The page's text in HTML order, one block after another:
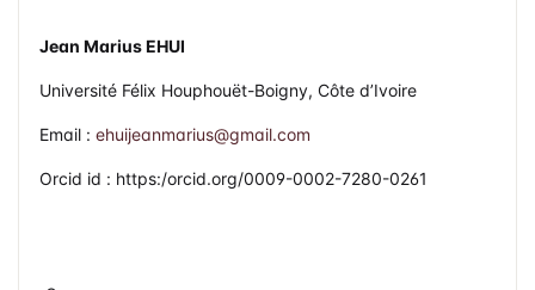
Jean Marius EHUI
Université Félix Houphouët-Boigny, Côte d’Ivoire
Email : ehuijeanmarius@gmail.com
Orcid id : https:/orcid.org/0009-0002-7280-0261